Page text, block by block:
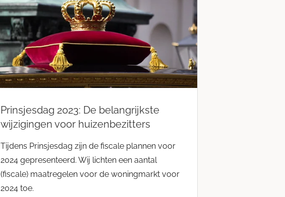
Prinsjesdag 2023: De belangrijkste
wijzigingen voor huizenbezitters
Tijdens Prinsjesdag zijn de fiscale plannen voor
2024 gepresenteerd. Wij lichten een aantal
(fiscale) maatregelen voor de woningmarkt voor
2024 toe.